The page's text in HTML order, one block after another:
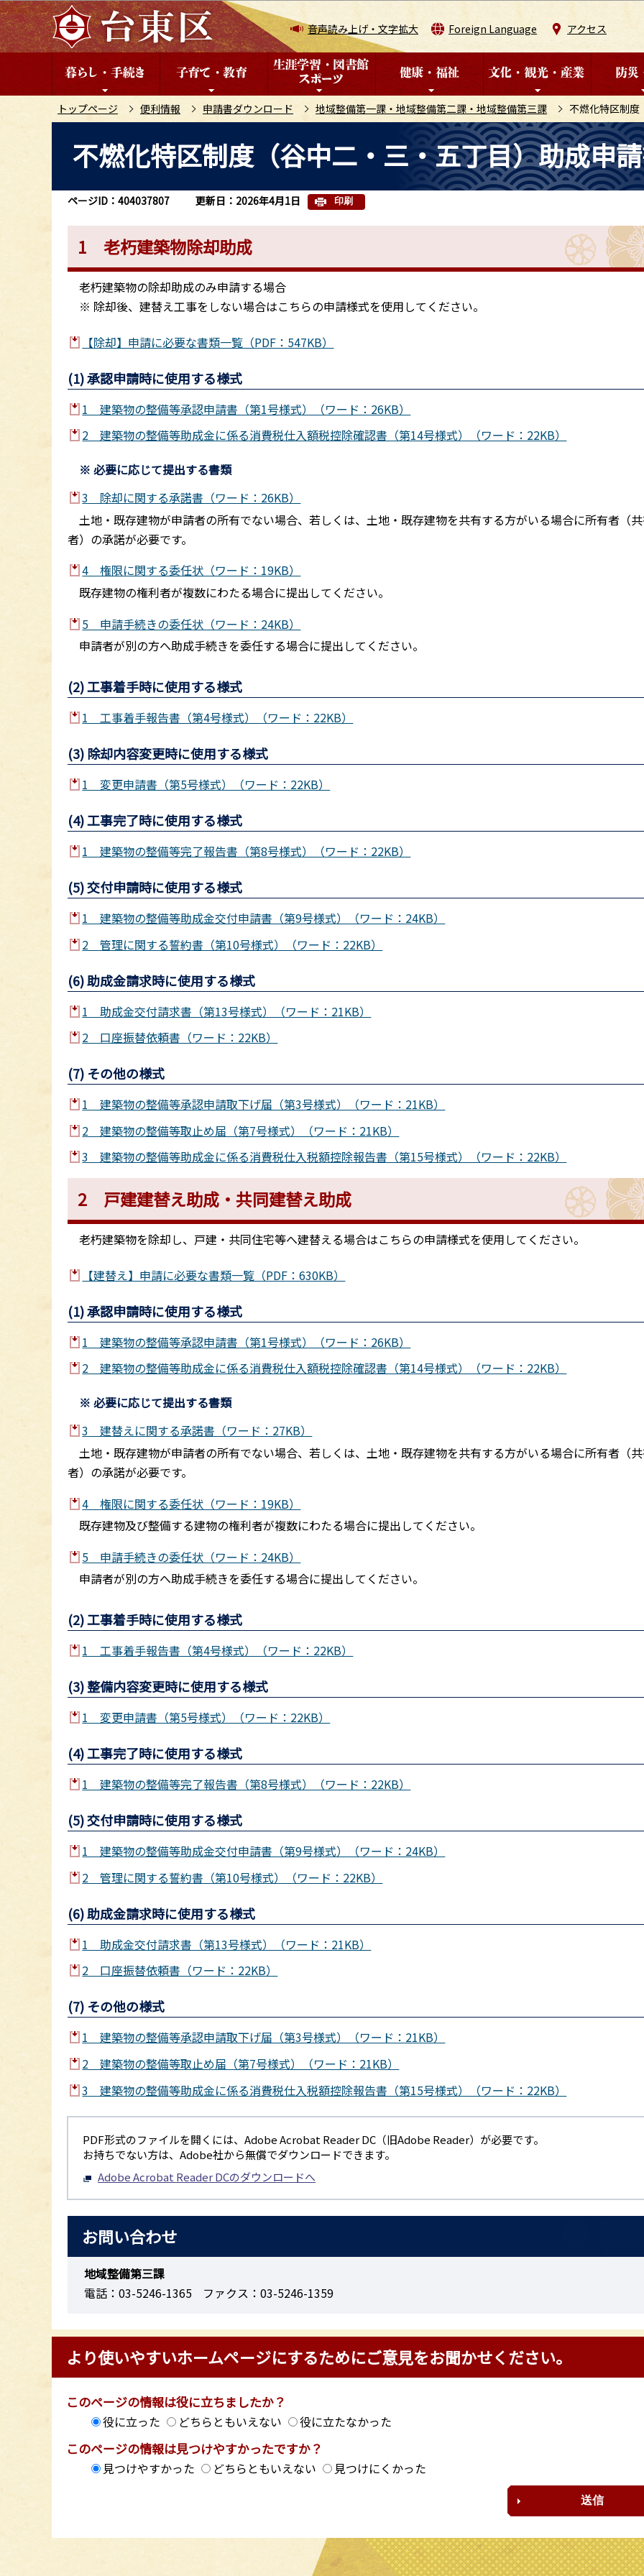
こ
の
ペ
音声読み上げ・文字拡大 Foreign Language アクセス
トップページ 便利情報 申請書ダウンロード 地域整備第一課・地域整備第二課・地域整備第三課 不燃化特区制度
こ
不燃化特区制度（谷中二・三・五丁目）助成申
ページID：404037807 更新日：2026年4月1日 印刷
1 老朽建築物除却助成
老朽建築物の除却助成のみ申請する場合
※ 除却後、建替え工事をしない場合はこちらの申請様式を使用してください。
【除却】申請に必要な書類一覧（PDF：547KB）
(1) 承認申請時に使用する様式
1 建築物の整備等承認申請書（第1号様式）（ワード：26KB）
2 建築物の整備等助成金に係る消費税仕入額税控除確認書（第14号様式）（ワード：22KB）
※ 必要に応じて提出する書類
3 除却に関する承諾書（ワード：26KB）
土地・既存建物が申請者の所有でない場合、若しくは、土地・既存建物を共有する方がいる場合に所有者（
者）の承諾が必要です。
4 権限に関する委任状（ワード：19KB）
既存建物の権利者が複数にわたる場合に提出してください。
5 申請手続きの委任状（ワード：24KB）
申請者が別の方へ助成手続きを委任する場合に提出してください。
(2) 工事着手時に使用する様式
1 工事着手報告書（第4号様式）（ワード：22KB）
(3) 除却内容変更時に使用する様式
1 変更申請書（第5号様式）（ワード：22KB）
(4) 工事完了時に使用する様式
1 建築物の整備等完了報告書（第8号様式）（ワード：22KB）
(5) 交付申請時に使用する様式
1 建築物の整備等助成金交付申請書（第9号様式）（ワード：24KB）
2 管理に関する誓約書（第10号様式）（ワード：22KB）
(6) 助成金請求時に使用する様式
1 助成金交付請求書（第13号様式）（ワード：21KB）
2 口座振替依頼書（ワード：22KB）
(7) その他の様式
1 建築物の整備等承認申請取下げ届（第3号様式）（ワード：21KB）
2 建築物の整備等取止め届（第7号様式）（ワード：21KB）
3 建築物の整備等助成金に係る消費税仕入税額控除報告書（第15号様式）（ワード：22KB）
2 戸建建替え助成・共同建替え助成
老朽建築物を除却し、戸建・共同住宅等へ建替える場合はこちらの申請様式を使用してください。
【建替え】申請に必要な書類一覧（PDF：630KB）
(1) 承認申請時に使用する様式
1 建築物の整備等承認申請書（第1号様式）（ワード：26KB）
2 建築物の整備等助成金に係る消費税仕入額税控除確認書（第14号様式）（ワード：22KB）
※ 必要に応じて提出する書類
3 建替えに関する承諾書（ワード：27KB）
土地・既存建物が申請者の所有でない場合、若しくは、土地・既存建物を共有する方がいる場合に所有者（
者）の承諾が必要です。
4 権限に関する委任状（ワード：19KB）
既存建物及び整備する建物の権利者が複数にわたる場合に提出してください。
5 申請手続きの委任状（ワード：24KB）
申請者が別の方へ助成手続きを委任する場合に提出してください。
(2) 工事着手時に使用する様式
1 工事着手報告書（第4号様式）（ワード：22KB）
(3) 整備内容変更時に使用する様式
1 変更申請書（第5号様式）（ワード：22KB）
(4) 工事完了時に使用する様式
1 建築物の整備等完了報告書（第8号様式）（ワード：22KB）
(5) 交付申請時に使用する様式
1 建築物の整備等助成金交付申請書（第9号様式）（ワード：24KB）
2 管理に関する誓約書（第10号様式）（ワード：22KB）
(6) 助成金請求時に使用する様式
1 助成金交付請求書（第13号様式）（ワード：21KB）
2 口座振替依頼書（ワード：22KB）
(7) その他の様式
1 建築物の整備等承認申請取下げ届（第3号様式）（ワード：21KB）
2 建築物の整備等取止め届（第7号様式）（ワード：21KB）
3 建築物の整備等助成金に係る消費税仕入税額控除報告書（第15号様式）（ワード：22KB）
PDF形式のファイルを開くには、Adobe Acrobat Reader DC（旧Adobe Reader）が必要です。
お持ちでない方は、Adobe社から無償でダウンロードできます。
Adobe Acrobat Reader DCのダウンロードへ
お問い合わせ
地域整備第三課
電話：03-5246-1365
ファクス：03-5246-1359
より使いやすいホームページにするためにご意見をお聞かせください。
このページの情報は役に立ちましたか？
役に立った どちらともいえない 役に立たなかった
このページの情報は見つけやすかったですか？
見つけやすかった どちらともいえない 見つけにくかった